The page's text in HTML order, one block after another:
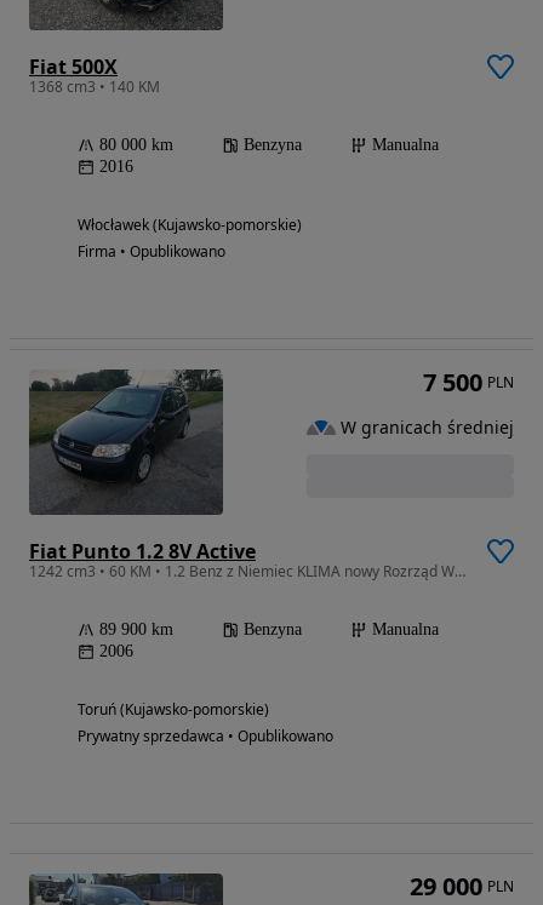
Fiat 500X
1368 cm3 • 140 KM
80 000 km Benzyna
Manualna
2016
Włocławek (Kujawsko-pomorskie)
Firma • Opublikowano
Fiat Punto 1.2 8V Active
1242 cm3 • 60 KM • 1.2 Benz z Niemiec KLIMA nowy Rozrząd Wydech Hamulce PRZEBIEG 90.000!!
89 900 km Benzyna
Manualna
2006
Toruń (Kujawsko-pomorskie)
Prywatny sprzedawca • Opublikowano
7 500 PLN
W granicach średniej
29 000 PLN